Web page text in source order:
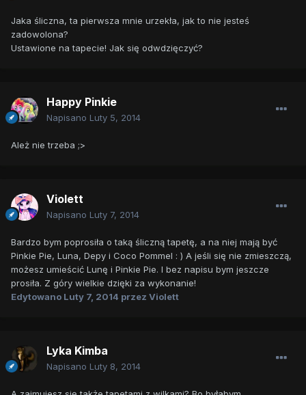
Jaka śliczna, ta pierwsza mnie urzekła, jak to nie jesteś
zadowolona?
Ustawione na tapecie! Jak się odwdzięczyć?
Happy Pinkie
Napisano Luty 5, 2014
Ależ nie trzeba ;>
Violett
Napisano Luty 7, 2014
Bardzo bym poprosiła o taką śliczną tapetę, a na niej mają być
Pinkie Pie, Luna, Depy i Coco Pommel : ) A jeśli się nie zmieszczą,
możesz umieścić Lunę i Pinkie Pie. I bez napisu bym jeszcze
prosiła. Z góry wielkie dzięki za wykonanie!
Edytowano Luty 7, 2014 przez Violett
Lyka Kimba
Napisano Luty 8, 2014